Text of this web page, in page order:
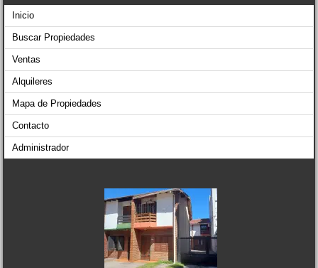
Inicio
Buscar Propiedades
Ventas
Alquileres
Mapa de Propiedades
Contacto
Administrador